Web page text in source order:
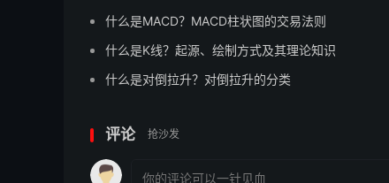
什么是MACD？MACD柱状图的交易法则
什么是K线？起源、绘制方式及其理论知识
什么是对倒拉升？对倒拉升的分类
评论 抢沙发